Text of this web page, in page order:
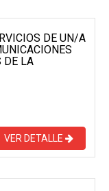
DE UN/A
DE LA
VER DETALLE